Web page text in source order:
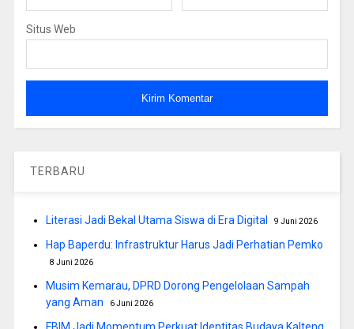
Situs Web
TERBARU
Literasi Jadi Bekal Utama Siswa di Era Digital 9 Juni 2026
Hap Baperdu: Infrastruktur Harus Jadi Perhatian Pemko
8 Juni 2026
Musim Kemarau, DPRD Dorong Pengelolaan Sampah
yang Aman
6 Juni 2026
FBIM Jadi Momentum Perkuat Identitas Budaya Kalteng